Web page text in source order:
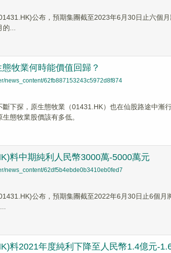
公布，預期集團截至2023年6月30日止六個
...
牧業何時能價值回歸？
news_content/62fb887153243c5972d8f874
斷下探，原生態牧業（01431.HK）也在仙股路途中漸
態牧業股價該有多低。
料中期純利人民幣3000萬-5000萬元
news_content/62df5b4ebde0b3410eb0fed7
公布，預期集團截至2022年6月30日止6個
料2021年度純利下降至人民幣1.4億元-